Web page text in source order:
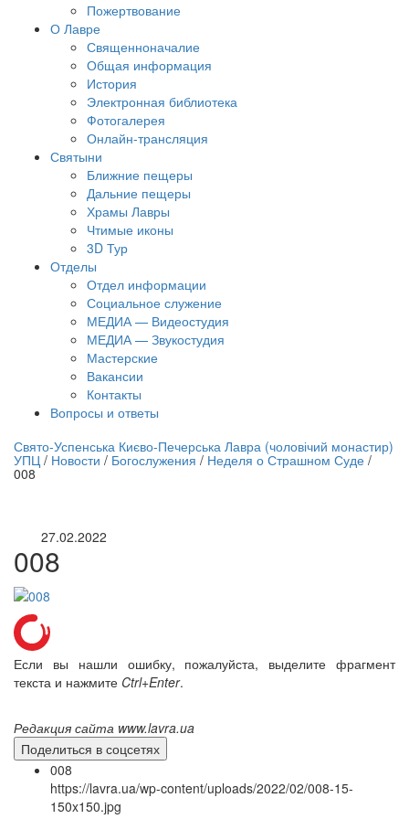
Пожертвование
О Лавре
Священноначалие
Общая информация
История
Электронная библиотека
Фотогалерея
Онлайн-трансляция
Святыни
Ближние пещеры
Дальние пещеры
Храмы Лавры
Чтимые иконы
3D Тур
Отделы
Отдел информации
Социальное служение
МЕДИА — Видеостудия
МЕДИА — Звукостудия
Мастерские
Вакансии
Контакты
Вопросы и ответы
трансляция | 12 сентября
трансляции
Свято-Успенська Києво-Печерська Лавра (чоловічий монастир)
УПЦ / Новости / Богослужения / Неделя о Страшном Суде /
008
27.02.2022
008
Если вы нашли ошибку, пожалуйста, выделите фрагмент
текста и нажмите Ctrl+Enter.
Редакция сайта www.lavra.ua
Поделиться в соцсетях
008
https://lavra.ua/wp-content/uploads/2022/02/008-15-
150x150.jpg